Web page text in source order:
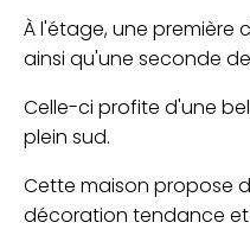
À l'étage, une première
ainsi qu'une seconde
Celle-ci profite d'une
plein sud.
Cette maison propose
décoration tendance